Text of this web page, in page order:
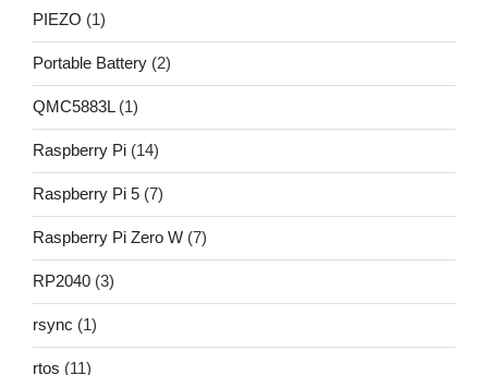
PIEZO (1)
Portable Battery (2)
QMC5883L(1)
Raspberry Pi (14)
Raspberry Pi 5 (7)
Raspberry Pi Zero W (7)
RP2040 (3)
rsync (1)
rtos (11)